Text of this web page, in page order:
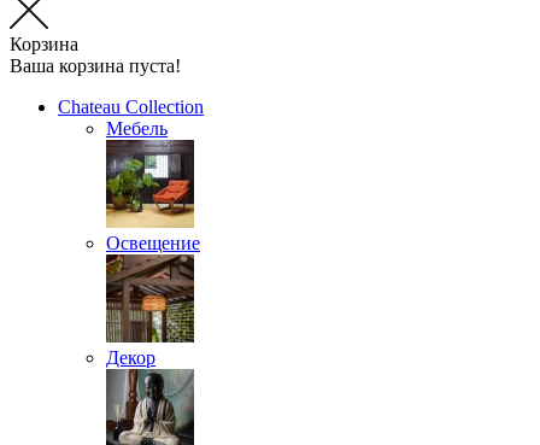
Корзина
Ваша корзина пуста!
Chateau Collection
Мебель
Освещение
Декор